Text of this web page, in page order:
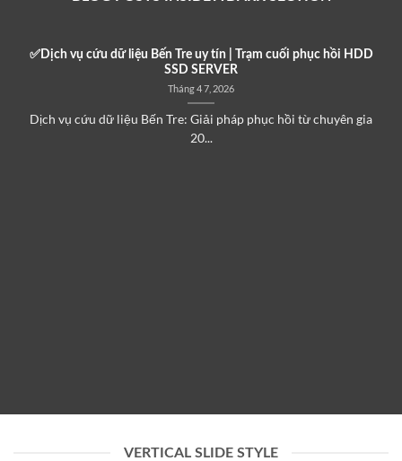
✅Dịch vụ cứu dữ liệu Bến Tre uy tín | Trạm cuối phục hồi HDD
SSD SERVER
Tháng 4 7, 2026
Dịch vụ cứu dữ liệu Bến Tre: Giải pháp phục hồi từ chuyên gia
20...
VERTICAL SLIDE STYLE